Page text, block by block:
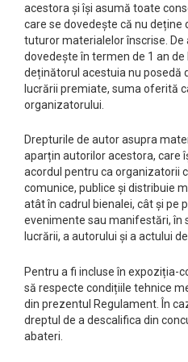
acestora și își asumă toate
care se dovedește că nu
tuturor materialelor înscrise. De
dovedește în termen de 1 an
deținătorul acestuia nu posedă
lucrării premiate, suma oferită
organizatorului.
Drepturile de autor asupra
aparțin autorilor acestora, care
acordul pentru ca organizatorii
comunice, publice și distribuie
atât în cadrul bienalei, cât și pe
evenimente sau manifestări, în
lucrării, a autorului și a actului
Pentru a fi incluse în expoziția-
să respecte condițiile tehnice
din prezentul Regulament. În
dreptul de a descalifica din
abateri.